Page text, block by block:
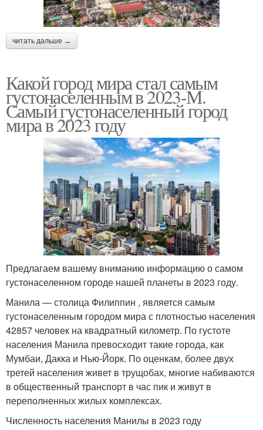
читать дальше →
Какой город мира стал самым
густонаселенным в 2023-М.
Самый густонаселенный город
мира в 2023 году
Предлагаем вашему вниманию информацию о самом
густонаселенном городе нашей планеты в 2023 году.
Манила — столица Филиппин , является самым
густонаселенным городом мира с плотностью населения
42857 человек на квадратный километр. По густоте
населения Манила превосходит такие города, как
Мумбаи, Дакка и Нью-Йорк. По оценкам, более двух
третей населения живет в трущобах, многие набиваются
в общественный транспорт в час пик и живут в
переполненных жилых комплексах.
Численность населения Манилы в 2023 году